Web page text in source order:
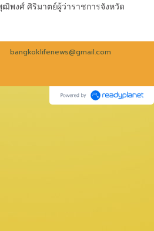
ฒิพงศ์ ศิริมาตย์ผู้ว่าราชการจังหวัด
bangkoklifenews@gmail.com